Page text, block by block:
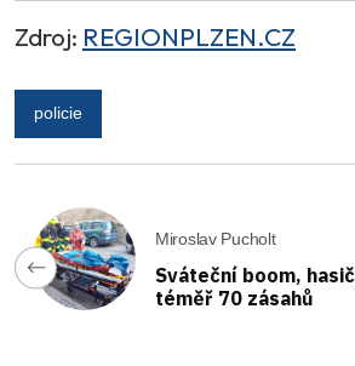
Zdroj: REGIONPLZEN.CZ
policie
Miroslav Pucholt
Sváteční boom,
téměř 70 zásahů